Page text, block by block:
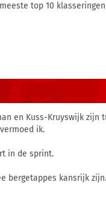
top 10
en Kuss-Kruyswijk zijn
ik.
in de sprint.
bergetappes kansrijk zijn.